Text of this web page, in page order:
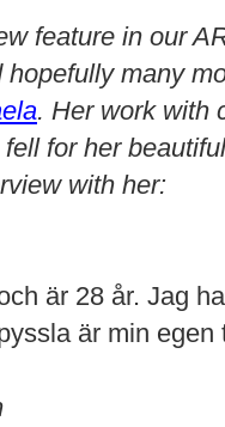
feature in our
hopefully many
. Her work with
for her
with her:
är 28 år. Jag
är min egen